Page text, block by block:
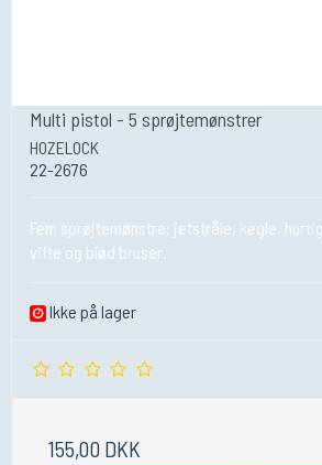
Multi pistol - 5 sprøjtemønstrer
HOZELOCK
22-2676
Fem sprøjtemønstre: jetstråle, kegle,
vifte og blød bruser.
Ikke på lager
155,00 DKK